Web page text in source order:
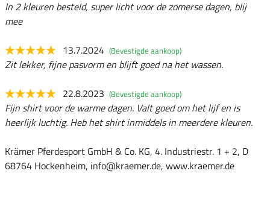
In 2 kleuren besteld, super licht voor de zomerse dagen, blij
mee
13.7.2024 (Bevestigde aankoop)
Zit lekker, fijne pasvorm en blijft goed na het wassen.
22.8.2023 (Bevestigde aankoop)
Fijn shirt voor de warme dagen. Valt goed om het lijf en is
heerlijk luchtig. Heb het shirt inmiddels in meerdere kleuren.
Krämer Pferdesport GmbH & Co. KG, 4. Industriestr. 1 + 2, D
68764 Hockenheim, info@kraemer.de, www.kraemer.de